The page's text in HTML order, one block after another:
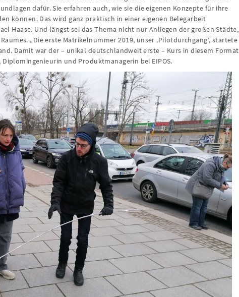
dafür. Sie erfahren auch, wie sie die eigenen Konzepte für ihre
können. Das wird ganz praktisch in einer eigenen Belegarbeit
Haase. Und längst sei das Thema nicht nur Anliegen der großen Städte,
„Die erste Matrikelnummer 2019, unser ‚Pilotdurchgang‘, startete
Damit war der – unikal deutschlandweit erste – Kurs in diesem Format
und Produktmanagerin bei EIPOS.